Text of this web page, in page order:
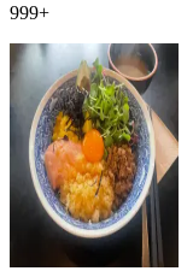
999+